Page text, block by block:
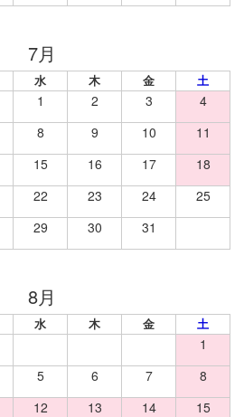
水 木 金 土
1 2 3
4
8 9 10
11
15 16 17
18
22 23 24
25
29 30 31
水 木 金 土
1
5 6 7
8
12 13 14
15